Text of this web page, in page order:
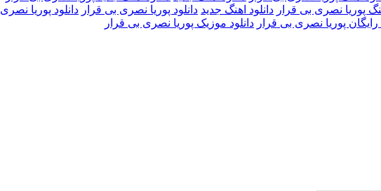
پوریا نصری بی قرار دانلود اهنگ جدید دانلود پوریا نصری بی قرار دانلود پوریا نصری
رایگان پوریا نصری بی قرار دانلود موزیک پوریا نصری بی قرار